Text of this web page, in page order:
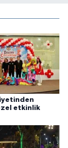
etkinlik